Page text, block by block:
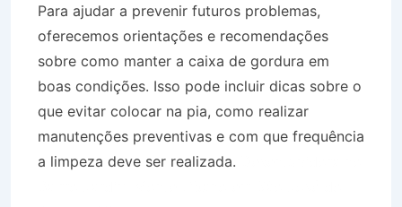
Para ajudar a prevenir futuros problemas,
oferecemos orientações e recomendações
sobre como manter a caixa de gordura em
boas condições. Isso pode incluir dicas sobre o
que evitar colocar na pia, como realizar
manutenções preventivas e com que frequência
a limpeza deve ser realizada.